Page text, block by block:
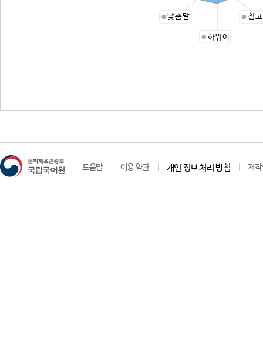
참
하위어
낮춤말
도움말 이용 약관 개인 정보 처리 방침 저